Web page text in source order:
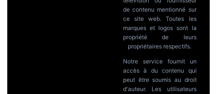
de contenu mentionné sur
ce site web. Toutes les
marques et logos sont la
propriété de leurs
propriétaires respectifs.
Notre service fournit un
accès à du contenu qui
peut être soumis au droit
d'auteur. Les utilisateurs